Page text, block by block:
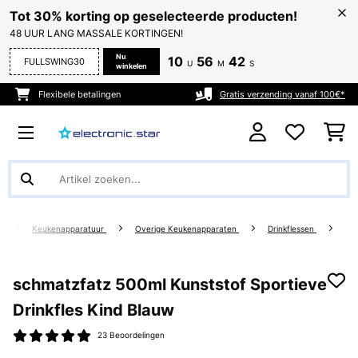
Tot 30% korting op geselecteerde producten!
48 UUR LANG MASSALE KORTINGEN!
FULLSWING30
Nu
winkelen
10 U 56 M 41 S
Flexibele betalingen Gratis verzending vanaf 100€*
Keukenapparatuur Overige Keukenapparaten Drinkflessen
schmatzfatz 500ml Kunststof Sportieve
Drinkfles Kind Blauw
23 Beoordelingen